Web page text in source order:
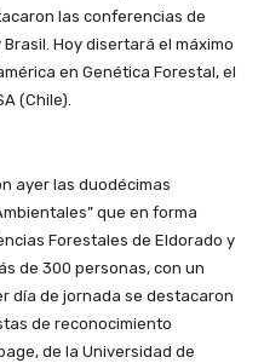
las conferencias de
Hoy disertará el máximo
en Genética Forestal, el
(Chile).
ayer las duodécimas
que en forma
Forestales de Eldorado y
de 300 personas, con un
día de jornada se destacaron
de reconocimiento
de la Universidad de